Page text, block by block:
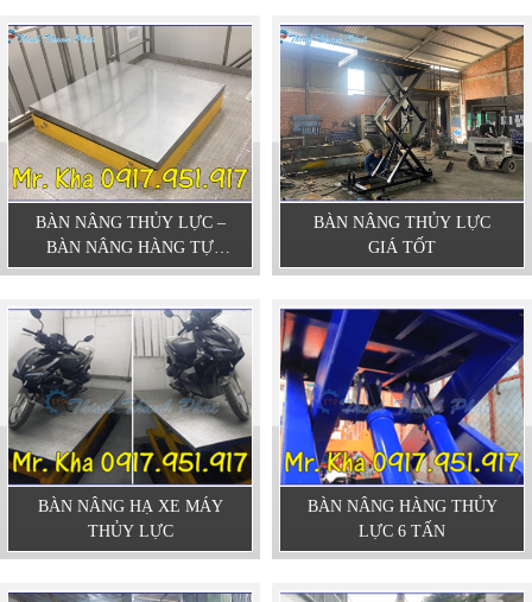
BÀN NÂNG THỦY LỰC –
BÀN NÂNG HÀNG TỰ
ĐỘNG - BÀN NÂNG HẠ
BÀN NÂNG THỦY LỰC
GIÁ TỐT
BÀN NÂNG HẠ XE MÁY
THỦY LỰC
BÀN NÂNG HÀNG THỦY
LỰC 6 TẤN